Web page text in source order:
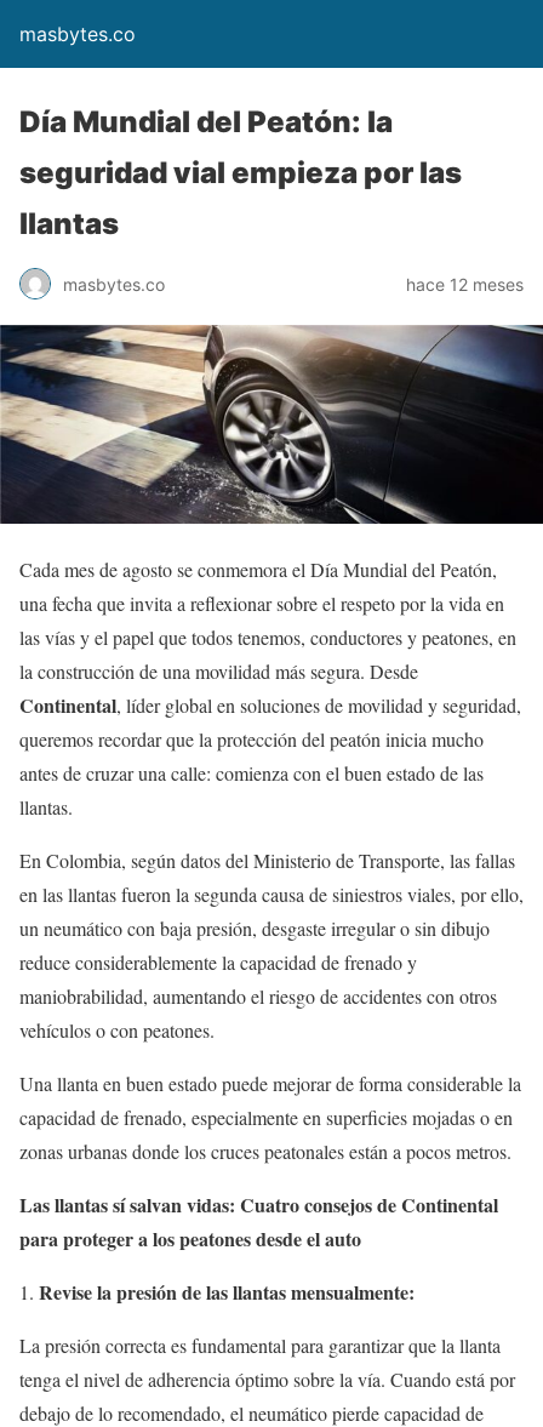
masbytes.co
Día Mundial del Peatón: la
seguridad vial empieza por las
llantas
masbytes.co hace 12 meses
Cada mes de agosto se conmemora el Día Mundial del Peatón,
una fecha que invita a reflexionar sobre el respeto por la vida en
las vías y el papel que todos tenemos, conductores y peatones, en
la construcción de una movilidad más segura. Desde
Continental, líder global en soluciones de movilidad y seguridad,
queremos recordar que la protección del peatón inicia mucho
antes de cruzar una calle: comienza con el buen estado de las
llantas.
En Colombia, según datos del Ministerio de Transporte, las fallas
en las llantas fueron la segunda causa de siniestros viales, por ello,
un neumático con baja presión, desgaste irregular o sin dibujo
reduce considerablemente la capacidad de frenado y
maniobrabilidad, aumentando el riesgo de accidentes con otros
vehículos o con peatones.
Una llanta en buen estado puede mejorar de forma considerable la
capacidad de frenado, especialmente en superficies mojadas o en
zonas urbanas donde los cruces peatonales están a pocos metros.
Las llantas sí salvan vidas: Cuatro consejos de Continental
para proteger a los peatones desde el auto
Revise la presión de las llantas mensualmente:
La presión correcta es fundamental para garantizar que la llanta
tenga el nivel de adherencia óptimo sobre la vía. Cuando está por
debajo de lo recomendado, el neumático pierde capacidad de